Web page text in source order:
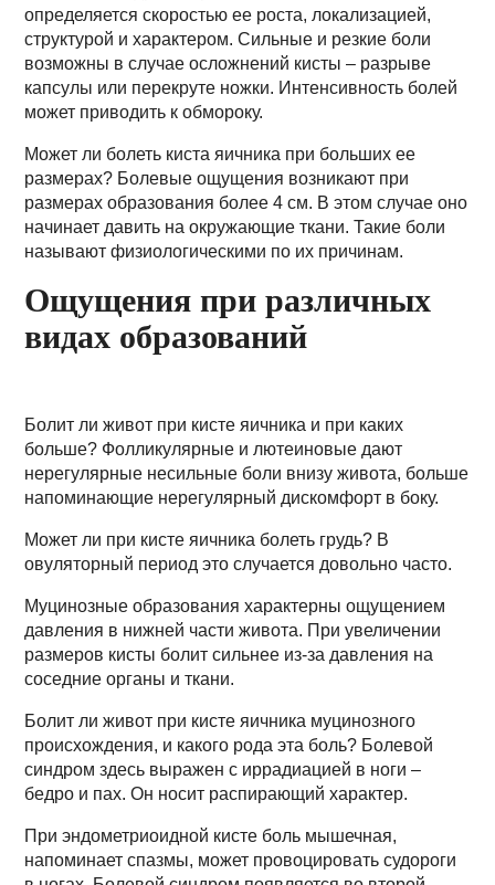
определяется скоростью ее роста, локализацией,
структурой и характером. Сильные и резкие боли
возможны в случае осложнений кисты – разрыве
капсулы или перекруте ножки. Интенсивность болей
может приводить к обмороку.
Может ли болеть киста яичника при больших ее
размерах? Болевые ощущения возникают при
размерах образования более 4 см. В этом случае оно
начинает давить на окружающие ткани. Такие боли
называют физиологическими по их причинам.
Ощущения при различных
видах образований
Болит ли живот при кисте яичника и при каких
больше? Фолликулярные и лютеиновые дают
нерегулярные несильные боли внизу живота, больше
напоминающие нерегулярный дискомфорт в боку.
Может ли при кисте яичника болеть грудь? В
овуляторный период это случается довольно часто.
Муцинозные образования характерны ощущением
давления в нижней части живота. При увеличении
размеров кисты болит сильнее из-за давления на
соседние органы и ткани.
Болит ли живот при кисте яичника муцинозного
происхождения, и какого рода эта боль? Болевой
синдром здесь выражен с иррадиацией в ноги –
бедро и пах. Он носит распирающий характер.
При эндометриоидной кисте боль мышечная,
напоминает спазмы, может провоцировать судороги